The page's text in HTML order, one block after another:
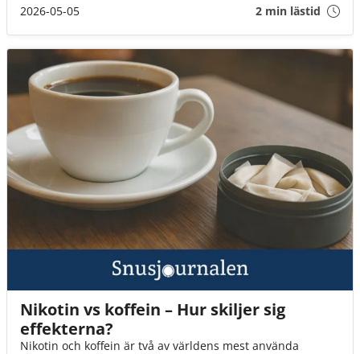
nordiska erfarenheter, vilket riskerar att leda till sämre
2026-05-05 2 min lästid
Nikotin vs koffein – Hur skiljer sig
effekterna?
Nikotin och koffein är två av världens mest använda